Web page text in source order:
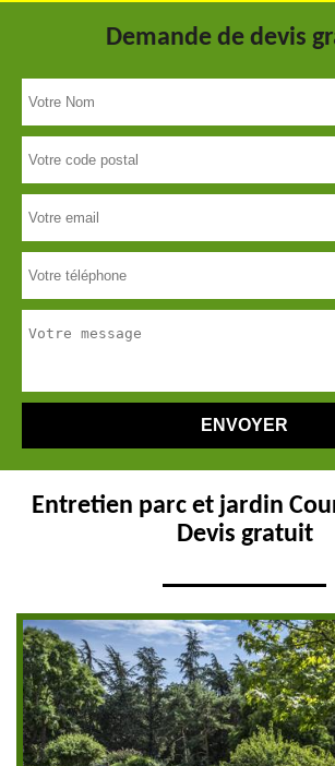
Demande de devis
Entretien parc et jardin
Devis gratuit